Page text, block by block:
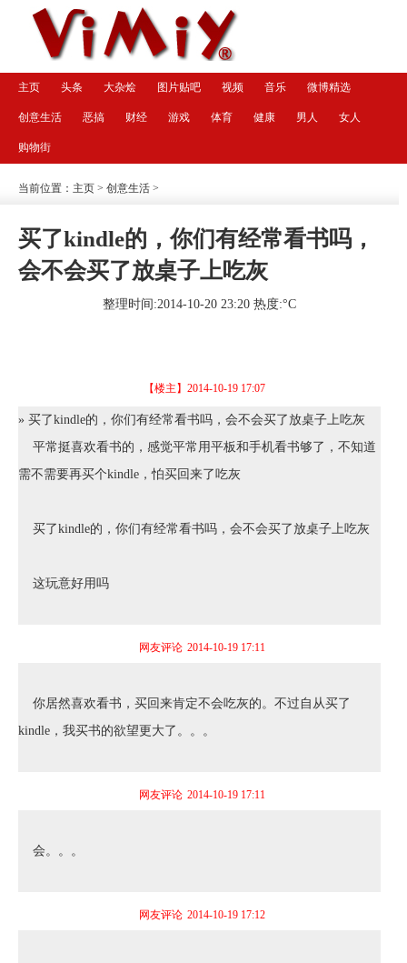
主页 头条 大杂烩 图片贴吧 视频 音乐 微博精选
创意生活 恶搞 财经 游戏 体育 健康 男人 女人
购物街
当前位置： 主页 > 创意生活 >
买了kindle的，你们有经常看书吗，
会不会买了放桌子上吃灰
整理时间:2014-10-20 23:20 热度:°C
【楼主】 2014-10-19 17:07
» 买了kindle的，你们有经常看书吗，会不会买了放桌子上吃灰
平常挺喜欢看书的，感觉平常用平板和手机看书够了，不知道
需不需要再买个kindle，怕买回来了吃灰
买了kindle的，你们有经常看书吗，会不会买了放桌子上吃灰
这玩意好用吗
网友评论 2014-10-19 17:11
你居然喜欢看书，买回来肯定不会吃灰的。不过自从买了
kindle，我买书的欲望更大了。。。
网友评论 2014-10-19 17:11
会。。。
网友评论 2014-10-19 17:12